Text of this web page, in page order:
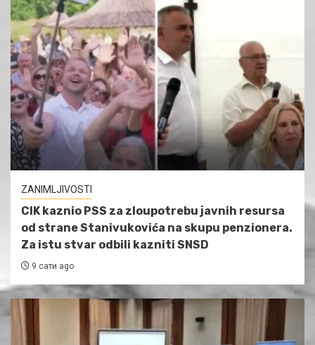
ZANIMLJIVOSTI
CIK kaznio PSS za zloupotrebu javnih resursa
od strane Stanivukovića na skupu penzionera.
Za istu stvar odbili kazniti SNSD
9 сати ago